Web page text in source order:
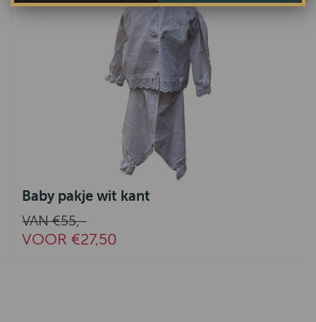
Baby pakje wit kant
VAN €55,-
VOOR €27,50